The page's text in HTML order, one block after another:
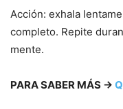
Acción: exhala
completo. Repite
mente.
PARA SABER MÁS →